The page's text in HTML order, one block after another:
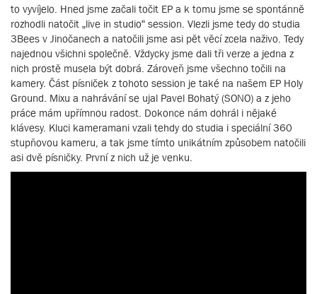
to vyvíjelo. Hned jsme začali točit EP a k tomu jsme se spontánně
rozhodli natočit „live in studio“ session. Vlezli jsme tedy do studia
3Bees v Jinočanech a natočili jsme asi pět věcí zcela naživo. Tedy
najednou všichni společně. Vždycky jsme dali tři verze a jedna z
nich prostě musela být dobrá. Zároveň jsme všechno točili na
kamery. Část písniček z tohoto session je také na našem EP Holy
Ground. Mixu a nahrávání se ujal Pavel Bohatý (SONO) a z jeho
práce mám upřímnou radost. Dokonce nám dohrál i nějaké
klávesy. Kluci kameramani vzali tehdy do studia i speciální 360
stupňovou kameru, a tak jsme tímto unikátním způsobem natočili
asi dvě písničky. První z nich už je venku.